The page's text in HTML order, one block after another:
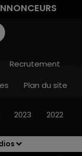
Recrutement
Plan du site
2023 2022